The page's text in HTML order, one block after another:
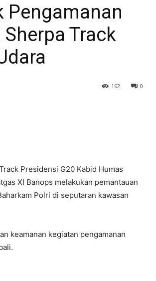
Pengamanan
Track
0
162
Presidensi G20 Kabid Humas
XI Banops melakukan pemantauan
Polri di seputaran kawasan
keamanan kegiatan pengamanan